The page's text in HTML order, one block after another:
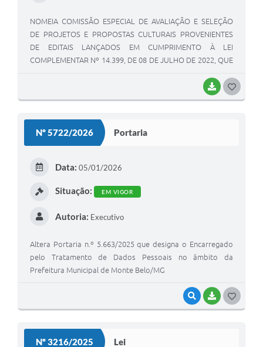
BAIXAR
NOMEIA COMISSÃO ESPECIAL DE AVALIAÇÃO E SELEÇÃO
DE PROJETOS E PROPOSTAS CULTURAIS PROVENIENTES
DE EDITAIS LANÇADOS EM CUMPRIMENTO À LEI
COMPLEMENTAR Nº 14.399, DE 08 DE JULHO DE 2022, QUE
Nº 5722/2026 Portaria
VISUALIZAR
BAIXAR
Data: 05/01/2026
Situação: EM VIGOR
Autoria: Executivo
Altera Portaria n.º 5.663/2025 que designa o Encarregado
pelo Tratamento de Dados Pessoais no âmbito da
Prefeitura Municipal de Monte Belo/MG
Nº 3216/2025 Lei